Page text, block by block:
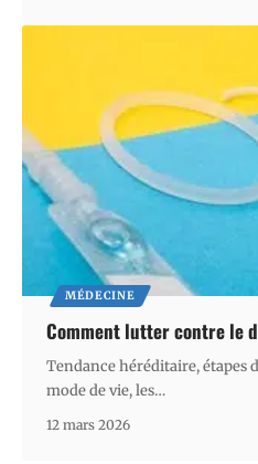
MÉDECINE
Comment lutter contre le
Tendance héréditaire, étapes
mode de vie, les…
12 mars 2026